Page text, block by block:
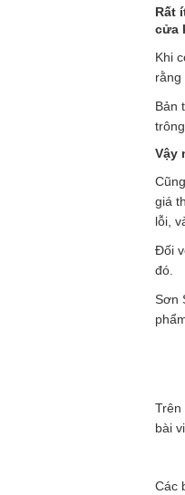
Rất
cửa
Khi
rằng
Bản
Vậy
giá
lỗi,
Đối
đó.
Sơn
Trên
bài
Các